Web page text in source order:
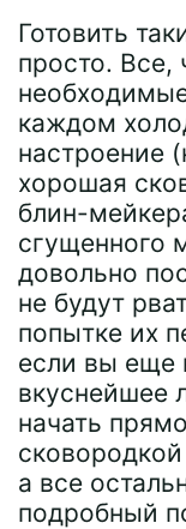
Готовить
просто. Все,
каждом
настроение
хорошая
блин-
сгущенного
довольно
не будут
попытке их
если вы еще
вкуснейшее
начать
а все
подробный